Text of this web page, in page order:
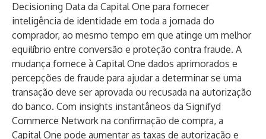
Decisioning Data da Capital One para fornecer
inteligência de identidade em toda a jornada do
comprador, ao mesmo tempo em que atinge um melhor
equilíbrio entre conversão e proteção contra fraude. A
mudança fornece à Capital One dados aprimorados e
percepções de fraude para ajudar a determinar se uma
transação deve ser aprovada ou recusada na autorização
do banco. Com insights instantâneos da Signifyd
Commerce Network na confirmação de compra, a
Capital One pode aumentar as taxas de autorização e